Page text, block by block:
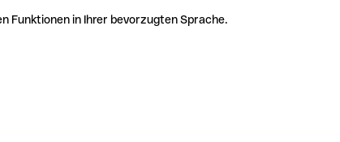
Funktionen in Ihrer bevorzugten Sprache.